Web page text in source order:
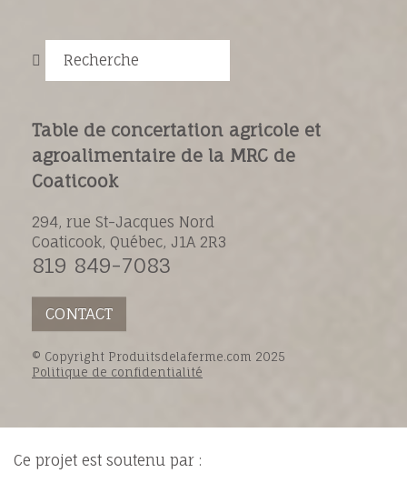
Recherche
Table de concertation agricole et
agroalimentaire de la MRC de
Coaticook
294, rue St-Jacques Nord
Coaticook, Québec, J1A 2R3
819 849-7083
CONTACT
© Copyright Produitsdelaferme.com 2025
Politique de confidentialité
Ce projet est soutenu par :